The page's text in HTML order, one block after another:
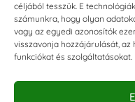
céljából tesszük. E
számunkra, hogy olyan
vagy az egyedi azonosítók
visszavonja hozzájárulását,
funkciókat és szolgáltatásokat.
KAPCSOLAT
E-mail:
Telefon: +36 30 6767872